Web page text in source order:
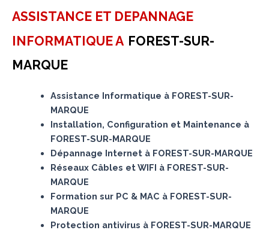
ASSISTANCE ET DEPANNAGE
INFORMATIQUE A FOREST-SUR-
MARQUE
Assistance Informatique à FOREST-SUR-
MARQUE
Installation, Configuration et Maintenance à
FOREST-SUR-MARQUE
Dépannage Internet à FOREST-SUR-MARQUE
Réseaux Câbles et WIFI à FOREST-SUR-
MARQUE
Formation sur PC & MAC à FOREST-SUR-
MARQUE
Protection antivirus à FOREST-SUR-MARQUE